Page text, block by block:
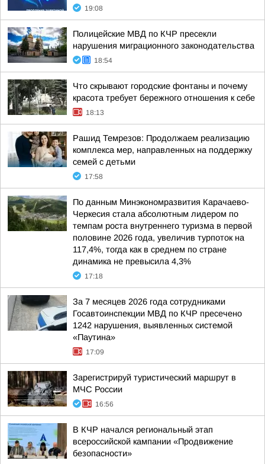
19:08
Полицейские МВД по КЧР пресекли
нарушения миграционного законодательства
18:54
Что скрывают городские фонтаны и почему
красота требует бережного отношения к себе
18:13
Рашид Темрезов: Продолжаем реализацию
комплекса мер, направленных на поддержку
семей с детьми
17:58
По данным Минэкономразвития Карачаево-
Черкесия стала абсолютным лидером по
темпам роста внутреннего туризма в первой
половине 2026 года, увеличив турпоток на
117,4%, тогда как в среднем по стране
динамика не превысила 4,3%
17:18
За 7 месяцев 2026 года сотрудниками
Госавтоинспекции МВД по КЧР пресечено
1242 нарушения, выявленных системой
«Паутина»
17:09
Зарегистрируй туристический маршрут в
МЧС России
16:56
В КЧР начался региональный этап
всероссийской кампании «Продвижение
безопасности»